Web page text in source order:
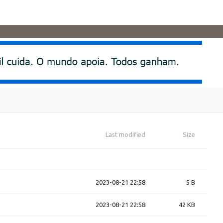
Last modified Size
2023-08-21 22:58 5 B
2023-08-21 22:58 42 KB